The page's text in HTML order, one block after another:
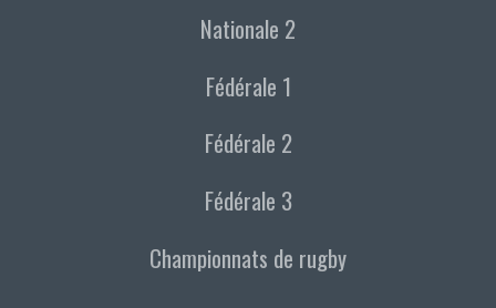
Nationale 2
Fédérale 1
Fédérale 2
Fédérale 3
Championnats de rugby